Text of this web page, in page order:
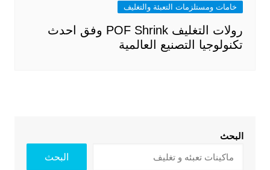
خامات ومستلزمات التعبئة والتغليف
رولات التغليف POF Shrink وفق احدث
تكنولوجيا التصنيع العالمية
البحث
البحث